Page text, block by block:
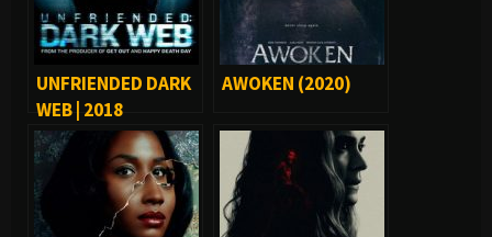
UNFRIENDED DARK
WEB | 2018
AWOKEN (2020)